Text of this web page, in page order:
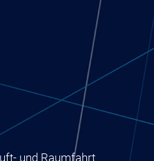
und Raumfahrt